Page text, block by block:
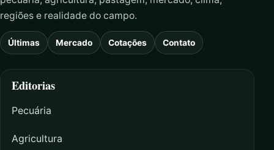
regiões e realidade do campo.
Últimas Mercado Cotações Contato
Editorias
Pecuária
Agricultura